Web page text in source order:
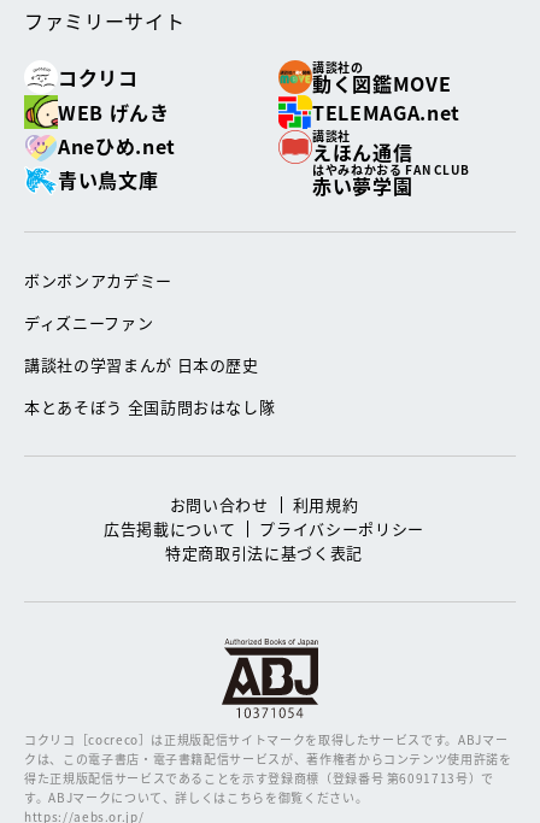
ファミリーサイト
コクリコ
講談社の
動く図鑑MOVE
WEB げんき
TELEMAGA.net
Aneひめ.net
講談社
えほん通信
青い鳥文庫
はやみねかおる FAN CLUB
赤い夢学園
ボンボンアカデミー
ディズニーファン
講談社の学習まんが 日本の歴史
本とあそぼう 全国訪問おはなし隊
お問い合わせ
利用規約
広告掲載について
プライバシーポリシー
特定商取引法に基づく表記
コクリコ［cocreco］は正規版配信サイトマークを取得したサービスです。ABJマー
クは、この電子書店・電子書籍配信サービスが、著作権者からコンテンツ使用許諾を
得た正規版配信サービスであることを示す登録商標（登録番号 第6091713号）で
す。ABJマークについて、詳しくはこちらを御覧ください。
https://aebs.or.jp/